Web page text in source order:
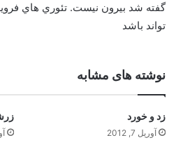
گفته شد بيرون نيست. تئوري هاي
تواند باشد
نوشته های مشابه
زد و خورد
آوریل 7, 2012